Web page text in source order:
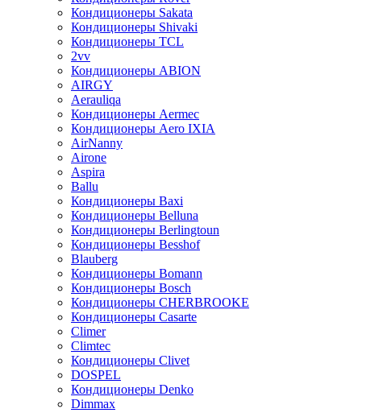
Кондиционеры Sakata
Кондиционеры Shivaki
Кондиционеры TCL
2vv
Кондиционеры ABION
AIRGY
Aerauliqa
Кондиционеры Aermec
Кондиционеры Aero IXIA
AirNanny
Airone
Aspira
Ballu
Кондиционеры Baxi
Кондиционеры Belluna
Кондиционеры Berlingtoun
Кондиционеры Besshof
Blauberg
Кондиционеры Bomann
Кондиционеры Bosch
Кондиционеры CHERBROOKE
Кондиционеры Casarte
Climer
Climtec
Кондиционеры Clivet
DOSPEL
Кондиционеры Denko
Dimmax